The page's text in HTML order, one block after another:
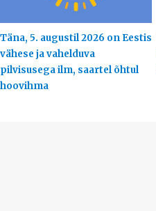
Täna, 5. augustil 2026 on Eestis
vähese ja vahelduva
pilvisusega ilm, saartel õhtul
hoovihma